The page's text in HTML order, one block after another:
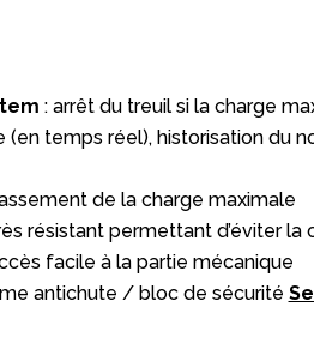
: arrêt du treuil si la charge
temps réel), historisation du
de la charge maximale
résistant permettant d’éviter la
facile à la partie mécanique
antichute / bloc de sécurité